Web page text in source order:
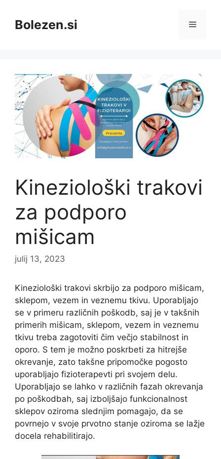
contentBolezen.si Menu
Kineziološki trakovi
za podporo
mišicam
julij 13, 2023
Kineziološki trakovi skrbijo za podporo mišicam,
sklepom, vezem in veznemu tkivu. Uporabljajo
se v primeru različnih poškodb, saj je v takšnih
primerih mišicam, sklepom, vezem in veznemu
tkivu treba zagotoviti čim večjo stabilnost in
oporo. S tem je možno poskrbeti za hitrejše
okrevanje, zato takšne pripomočke pogosto
uporabljajo fizioterapevti pri svojem delu.
Uporabljajo se lahko v različnih fazah okrevanja
po poškodbah, saj izboljšajo funkcionalnost
sklepov oziroma slednjim pomagajo, da se
povrnejo v svoje prvotno stanje oziroma se lažje
docela rehabilitirajo.